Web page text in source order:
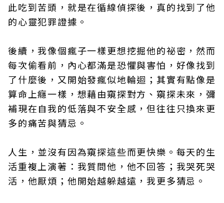
此吃到苦頭，就是在循線偵探後，真的找到了他
的心靈犯罪證據。
後續，我像個瘋子一樣更想挖掘他的祕密，然而
每次偷看前，內心都滿是恐懼與害怕，好像找到
了什麼後，又開始發瘋似地輪迴；其實有點像是
算命上癮一樣，想藉由窺探對方、窺探未來，彌
補現在自我的低落與不安全感，但往往只換來更
多的痛苦與猜忌。
人生，並沒有因為窺探這些而更快樂。每天的生
活重複上演著：我質問他，他不回答；我哭死哭
活，他厭煩；他開始越躲越遠，我更多猜忌。